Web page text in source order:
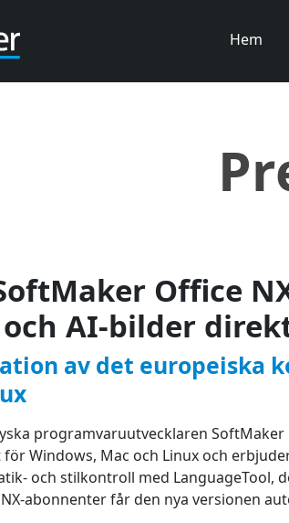
Hem
Office
AI-bilder
av det europeiska
programvaruutvecklaren
Windows, Mac och Linux och
och stilkontroll med LanguageTool,
abonnenter får den nya versionen